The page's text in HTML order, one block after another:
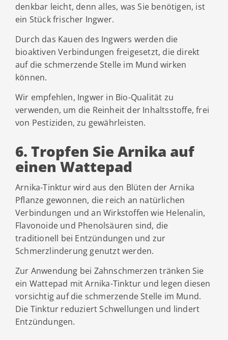
denkbar leicht, denn alles, was Sie benötigen, ist
ein Stück frischer Ingwer.
Durch das Kauen des Ingwers werden die
bioaktiven Verbindungen freigesetzt, die direkt
auf die schmerzende Stelle im Mund wirken
können.
Wir empfehlen, Ingwer in Bio-Qualität zu
verwenden, um die Reinheit der Inhaltsstoffe, frei
von Pestiziden, zu gewährleisten.
6. Tropfen Sie Arnika auf
einen Wattepad
Arnika-Tinktur wird aus den Blüten der Arnika
Pflanze gewonnen, die reich an natürlichen
Verbindungen und an Wirkstoffen wie Helenalin,
Flavonoide und Phenolsäuren sind, die
traditionell bei Entzündungen und zur
Schmerzlinderung genutzt werden.
Zur Anwendung bei Zahnschmerzen tränken Sie
ein Wattepad mit Arnika-Tinktur und legen diesen
vorsichtig auf die schmerzende Stelle im Mund.
Die Tinktur reduziert Schwellungen und lindert
Entzündungen.